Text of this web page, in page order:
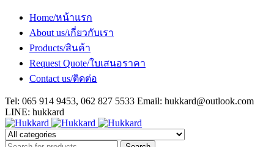
Home/หน้าแรก
About us/เกี่ยวกับเรา
Products/สินค้า
Request Quote/ใบเสนอราคา
Contact us/ติดต่อ
Tel: 065 914 9453, 062 827 5533 Email: hukkard@outlook.com
LINE: hukkard